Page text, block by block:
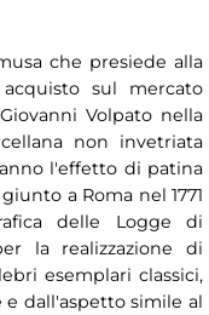
che presiede alla
sul mercato
Volpato nella
non invetriata
l'effetto di patina
a Roma nel 1771
delle Logge di
la realizzazione di
esemplari classici,
dall'aspetto simile al